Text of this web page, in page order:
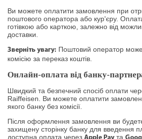
Ви можете оплатити замовлення при
поштового оператора або кур'єру.
готівкою або карткою, залежно від
доставки.
Зверніть увагу: Поштовий оператор може
комісію за переказ коштів.
Онлайн-оплата від банку-
Швидкий та безпечний спосіб оплати
Raiffeisen. Ви можете оплатити
якого банку без комісії.
Після оформлення замовлення ви
захищену сторінку банку для введення
доступна оплата через
та